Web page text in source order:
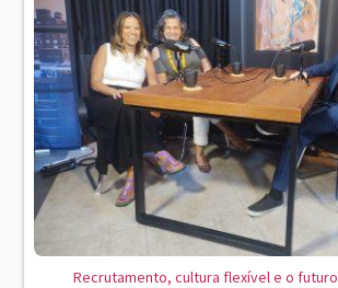
Recrutamento, cultura flexível e o